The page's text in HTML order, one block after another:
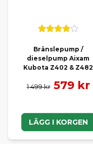
Bränslepump /
dieselpump Aixam
Kubota Z402 & Z482
1 499 kr 579 kr
LÄGG I KORGEN